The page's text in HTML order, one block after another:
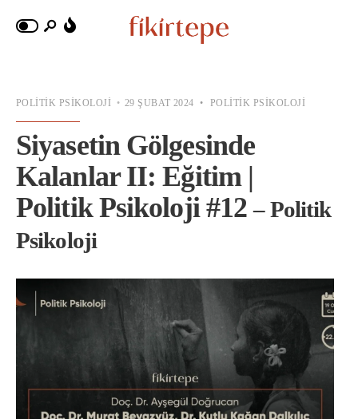
POLITIK PSIKOLOJI • 29 ŞUBAT 2024 • POLITIK PSIKOLOJI
Siyasetin Gölgesinde
Kalanlar II: Eğitim |
Politik Psikoloji #12– Politik
Psikoloji